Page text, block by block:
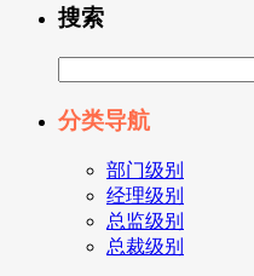
搜索
分类导航
部门级别
经理级别
总监级别
总裁级别